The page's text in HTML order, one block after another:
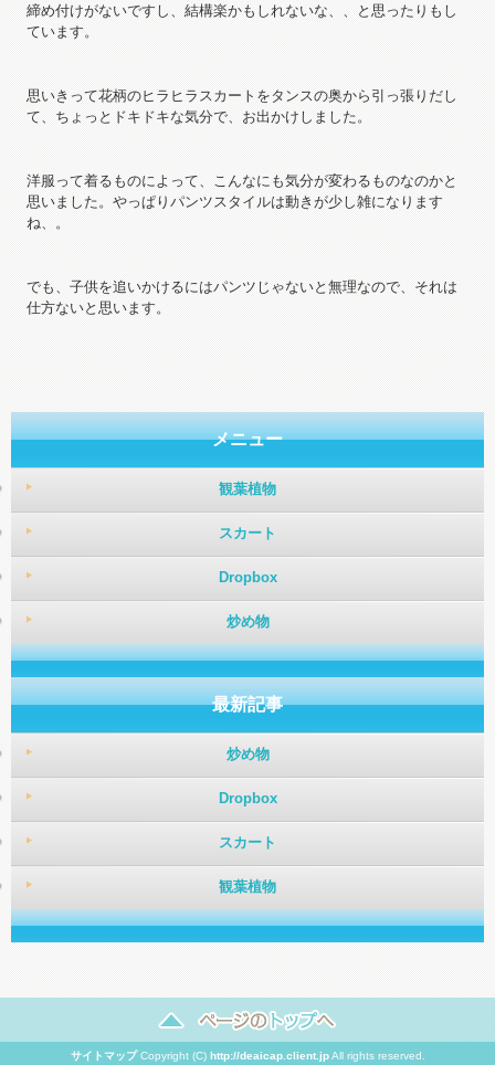
締め付けがないですし、結構楽かもしれないな、、と思ったりもし
ています。
思いきって花柄のヒラヒラスカートをタンスの奥から引っ張りだし
て、ちょっとドキドキな気分で、お出かけしました。
洋服って着るものによって、こんなにも気分が変わるものなのかと
思いました。やっぱりパンツスタイルは動きが少し雑になります
ね、。
でも、子供を追いかけるにはパンツじゃないと無理なので、それは
仕方ないと思います。
メニュー
観葉植物
スカート
Dropbox
炒め物
最新記事
炒め物
Dropbox
スカート
観葉植物
サイトマップCopyright (C) http://deaicap.client.jpAll rights reserved.